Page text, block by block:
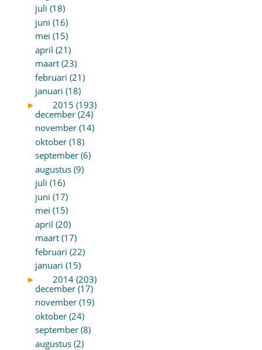
juli (18)
juni (16)
mei (15)
april (21)
maart (23)
februari (21)
januari (18)
►
2015 (193)
december (24)
november (14)
oktober (18)
september (6)
augustus (9)
juli (16)
juni (17)
mei (15)
april (20)
maart (17)
februari (22)
januari (15)
►
2014 (203)
december (17)
november (19)
oktober (24)
september (8)
augustus (2)